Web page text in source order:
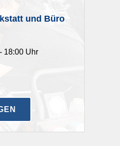
und Büro
18:00 Uhr